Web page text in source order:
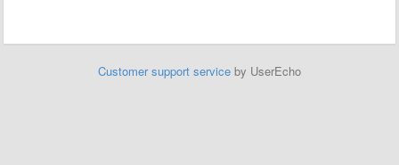
Customer support service by UserEcho